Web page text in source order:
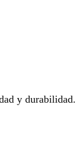
y durabilidad.